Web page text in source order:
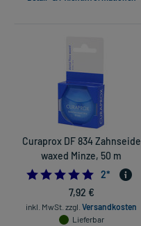
Curaprox DF 834 Zahnseide
waxed Minze, 50 m
5.0
2*
7,92 €
inkl. MwSt. zzgl. Versandkosten
Lieferbar